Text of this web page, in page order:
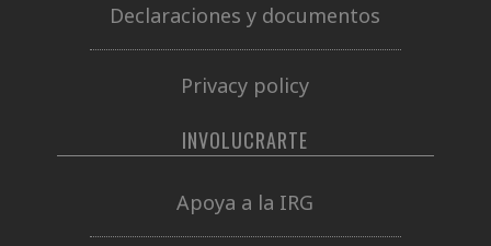
Declaraciones y documentos
Privacy policy
INVOLUCRARTE
Apoya a la IRG